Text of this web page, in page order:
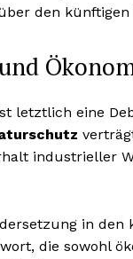
den
letztlich eine
industrieller
in
die sowohl